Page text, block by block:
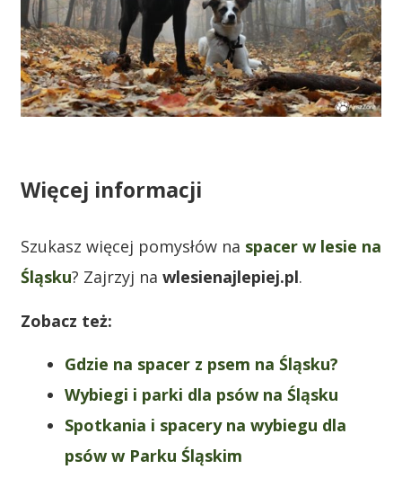
Więcej informacji
Szukasz więcej pomysłów na spacer w lesie na
Śląsku? Zajrzyj na wlesienajlepiej.pl.
Zobacz też:
Gdzie na spacer z psem na Śląsku?
Wybiegi i parki dla psów na Śląsku
Spotkania i spacery na wybiegu dla
psów w Parku Śląskim